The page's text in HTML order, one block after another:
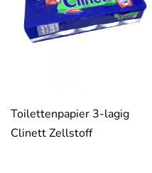
Toilettenpapier 3-lagig
Clinett Zellstoff